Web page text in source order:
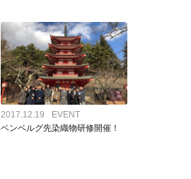
2017.12.19
EVENT
ベンベルグ先染織物研修開催！